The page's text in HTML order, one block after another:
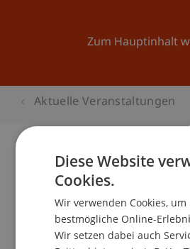
Zum Hauptinhalt
Aktuelle Veranstaltungen
Kinder-Uni
Duck und die
funktioniert eine
Diese Website
Cookies.
Wir verwenden Cookies,
bestmögliche Online-
Wir setzen dabei auch